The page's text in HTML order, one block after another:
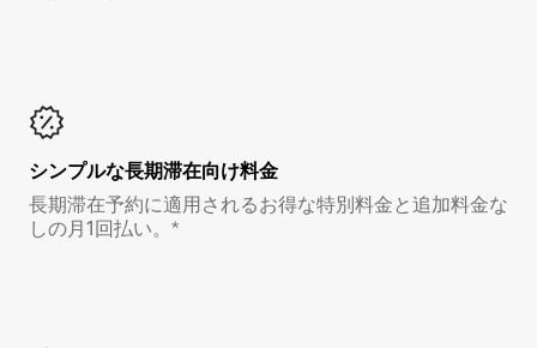
シンプルな長期滞在向け料金
長期滞在予約に適用されるお得な特別料金と追加料金な
しの月1回払い。*